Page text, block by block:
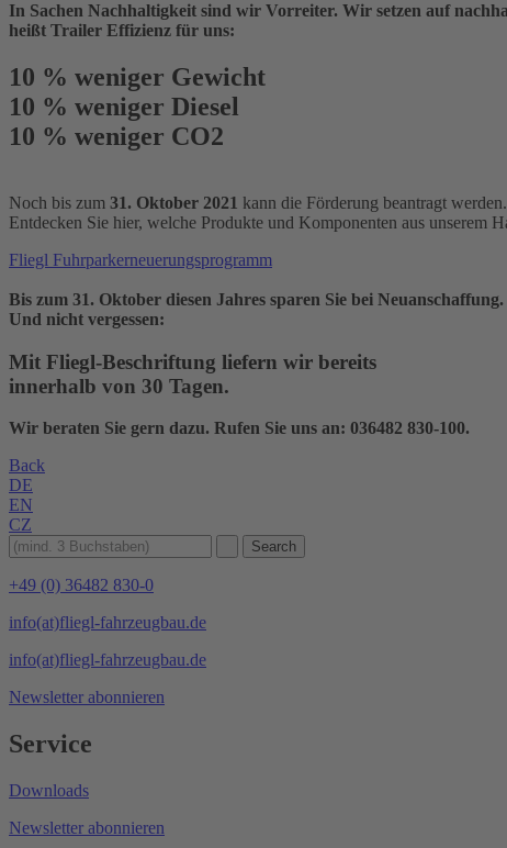
In Sachen Nachhaltigkeit sind wir Vorreiter. Wir setzen auf
heißt Trailer Effizienz für uns:
10 % weniger Gewicht
10 % weniger Diesel
10 % weniger CO2
Noch bis zum 31. Oktober 2021 kann die Förderung beantragt werden.
Entdecken Sie hier, welche Produkte und Komponenten aus unserem
Fliegl Fuhrparkerneuerungsprogramm
Bis zum 31. Oktober diesen Jahres sparen Sie bei Neuanschaffung.
Und nicht vergessen:
Mit Fliegl-Beschriftung liefern wir bereits
innerhalb von 30 Tagen.
Wir beraten Sie gern dazu. Rufen Sie uns an: 036482 830-100.
Back
DE
EN
CZ
+49 (0) 36482 830-0
info(at)fliegl-fahrzeugbau.de
info(at)fliegl-fahrzeugbau.de
Newsletter abonnieren
Service
Downloads
Newsletter abonnieren